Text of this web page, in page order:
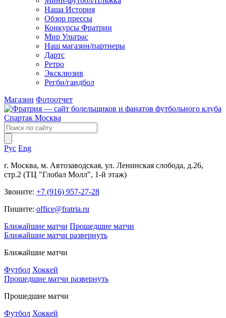
Наша История
Обзор прессы
Конкурсы Фратрии
Мир Ультрас
Наш магазин/партнеры
Дартс
Ретро
Эксклюзив
Регби/гандбол
Магазин Фотоотчет
Рус Eng
г. Москва, м. Автозаводская, ул. Ленинская слобода, д.26,
стр.2 (ТЦ "Глобал Молл", 1-й этаж)
Звоните: +7 (916) 957-27-28
Пишите: office@fratria.ru
Ближайшие матчи Прошедшие матчи
Ближайшие матчи развернуть
Ближайшие матчи
Футбол Хоккей
Прошедшие матчи развернуть
Прошедшие матчи
Футбол Хоккей